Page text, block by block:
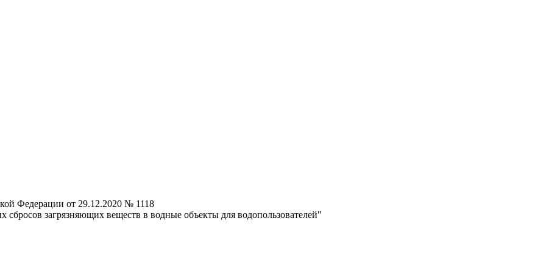
Федерации от 29.12.2020 № 1118
загрязняющих веществ в водные объекты для водопользователей"